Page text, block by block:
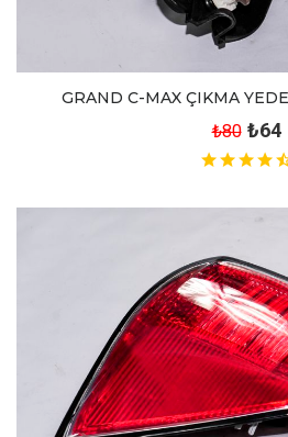
GRAND C-MAX ÇIKMA
₺80 ₺64